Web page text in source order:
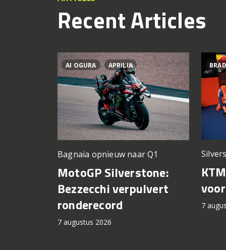
Recent Articles
AI OGURA APRILIA
Bagnaia opnieuw naar Q1
MotoGP Silverstone:
Bezzecchi verpulvert
ronderecord
7 augustus 2026
7